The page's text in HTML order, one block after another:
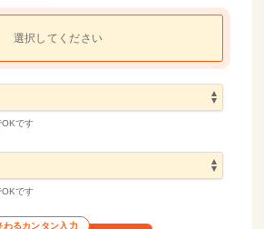
選択してください
です
です
わるカンタン入力